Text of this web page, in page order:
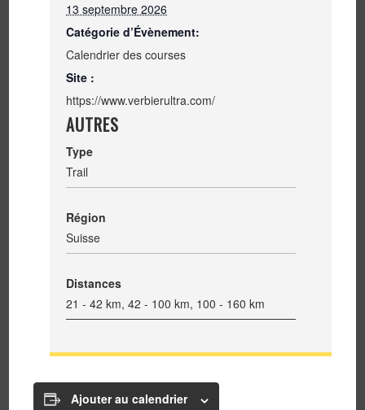
13 septembre 2026
Catégorie d’Évènement:
Calendrier des courses
Site :
https://www.verbierultra.com/
AUTRES
Type
Trail
Région
Suisse
Distances
21 - 42 km, 42 - 100 km, 100 - 160 km
Ajouter au calendrier